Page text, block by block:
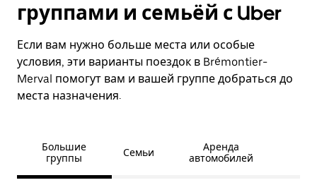
группами и семьёй с Uber
Если вам нужно больше места или особые
условия, эти варианты поездок в Brémontier-
Merval помогут вам и вашей группе добраться до
места назначения.
Большие
группы
Семьи
Аренда
автомобилей